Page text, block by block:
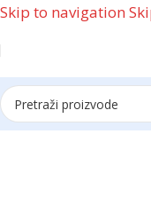
Skip to navigation
Reklama